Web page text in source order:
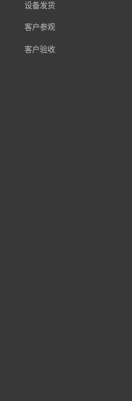
设备发货
客户参观
客户验收